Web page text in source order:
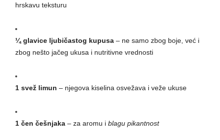
hrskavu teksturu
¼ glavice ljubičastog kupusa – ne samo zbog boje, već i
zbog nešto jačeg ukusa i nutritivne vrednosti
1 svež limun – njegova kiselina osvežava i veže ukuse
1 čen češnjaka – za aromu i blagu pikantnost